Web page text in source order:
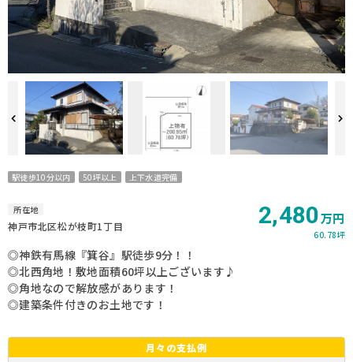
駅徒歩10分以内 50坪以上 上下水道完備
所在地
神戸市北区松が枝町1丁目 2,480万円
60.78坪
◎神鉄有馬線『箕谷』駅徒歩9分！！
◎北西角地！敷地面積60坪以上ございます♪
◎角地なので解放感があります！
◎建築条件付きのお土地です！
月々の支払例